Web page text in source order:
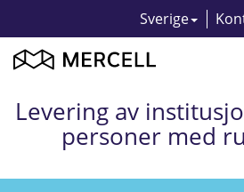
Sverige
Levering av
personer med